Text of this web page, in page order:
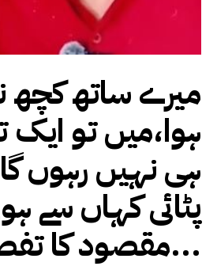
میرے ساتھ کچھ
ہوا،میں تو ایک
ہی نہیں رہوں
پٹائی کہاں سے
مقصود کا تفصیلی...